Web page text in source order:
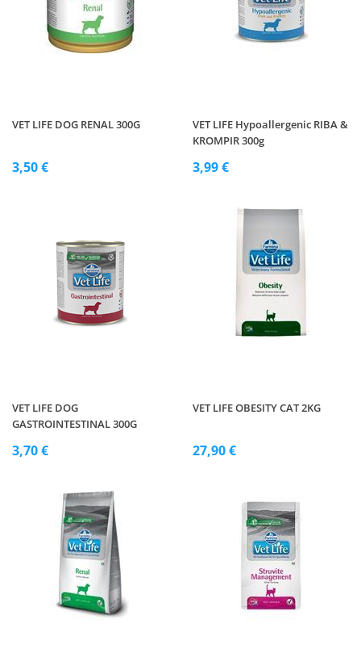
VET LIFE DOG RENAL 300G
3,50 €
VET LIFE Hypoallergenic RIBA &
KROMPIR 300g
3,99 €
VET LIFE DOG
GASTROINTESTINAL 300G
3,70 €
VET LIFE OBESITY CAT 2KG
27,90 €